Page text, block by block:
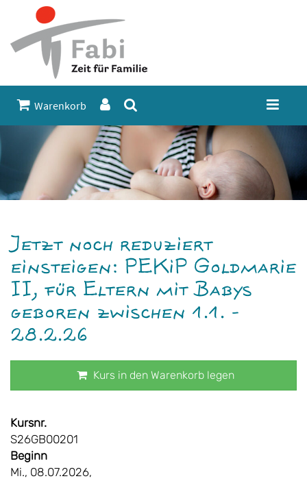
Warenkorb
Jetzt noch reduziert
einsteigen: PEKiP Goldmarie
II, für Eltern mit Babys
geboren zwischen 1.1. -
28.2.26
Kurs in den Warenkorb legen
Kursnr.
S26GB00201
Beginn
Mi., 08.07.2026,